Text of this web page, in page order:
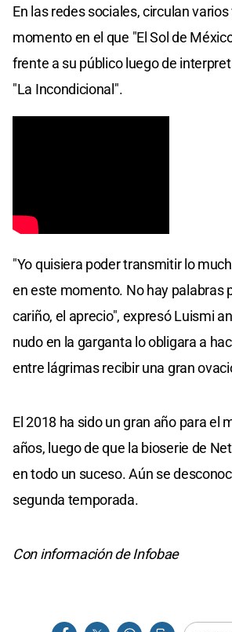
En las redes sociales, circulan
momento en el que "El Sol de
frente a su público luego de
"La Incondicional".
"Yo quisiera poder transmitir lo
en este momento. No hay palabras
cariño, el aprecio", expresó Luismi
nudo en la garganta lo obligara a
entre lágrimas recibir una gran
El 2018 ha sido un gran año para el
años, luego de que la bioserie de
en todo un suceso. Aún se
segunda temporada.
Con información de Infobae